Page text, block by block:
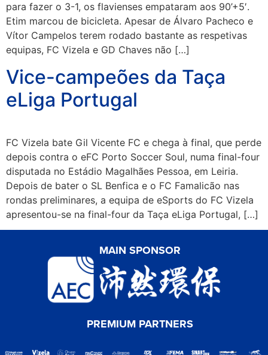
para fazer o 3-1, os flavienses empataram aos 90’+5′.
Etim marcou de bicicleta. Apesar de Álvaro Pacheco e
Vítor Campelos terem rodado bastante as respetivas
equipas, FC Vizela e GD Chaves não […]
Vice-campeões da Taça
eLiga Portugal
FC Vizela bate Gil Vicente FC e chega à final, que perde
depois contra o eFC Porto Soccer Soul, numa final-four
disputada no Estádio Magalhães Pessoa, em Leiria.
Depois de bater o SL Benfica e o FC Famalicão nas
rondas preliminares, a equipa de eSports do FC Vizela
apresentou-se na final-four da Taça eLiga Portugal, […]
MAIN SPONSOR
PREMIUM PARTNERS